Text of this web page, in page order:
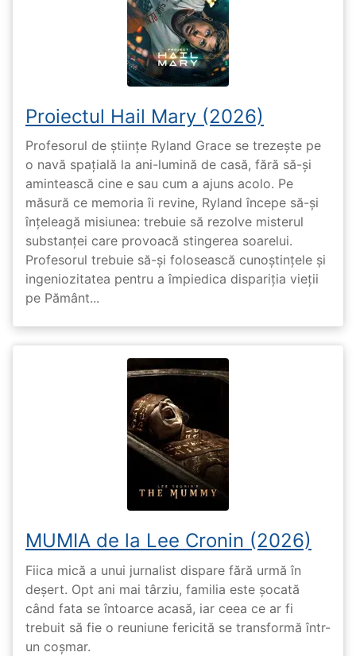
Proiectul Hail Mary (2026)
Profesorul de științe Ryland Grace se trezește pe
o navă spațială la ani-lumină de casă, fără să-și
amintească cine e sau cum a ajuns acolo. Pe
măsură ce memoria îi revine, Ryland începe să-și
înțeleagă misiunea: trebuie să rezolve misterul
substanței care provoacă stingerea soarelui.
Profesorul trebuie să-și folosească cunoștințele și
ingeniozitatea pentru a împiedica dispariția vieții
pe Pământ...
MUMIA de la Lee Cronin (2026)
Fiica mică a unui jurnalist dispare fără urmă în
deșert. Opt ani mai târziu, familia este șocată
când fata se întoarce acasă, iar ceea ce ar fi
trebuit să fie o reuniune fericită se transformă într-
un coșmar.